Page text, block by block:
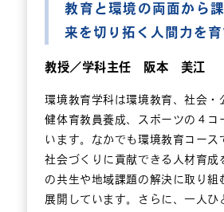
教育と環境の両面から
来を切り拓く人間力を
教授／学科主任 阪本 美江
環境教育学科は環境教育、社会・
健体育教員養成、スポーツの４コ
います。なかでも環境教育コース
社会づくりに貢献できる人材育成
の共生や地域課題の解決に取り組
展開しています。さらに、一人ひ